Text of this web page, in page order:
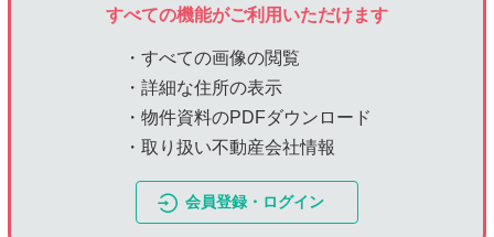
すべての機能がご利用いただけます
・すべての画像の閲覧
・詳細な住所の表示
・物件資料のPDFダウンロード
・取り扱い不動産会社情報
会員登録・ログイン